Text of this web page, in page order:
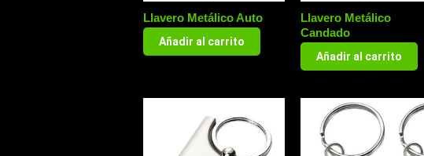
Llavero Metálico Auto
Añadir al carrito
Llavero Metálico
Candado
Añadir al carrito